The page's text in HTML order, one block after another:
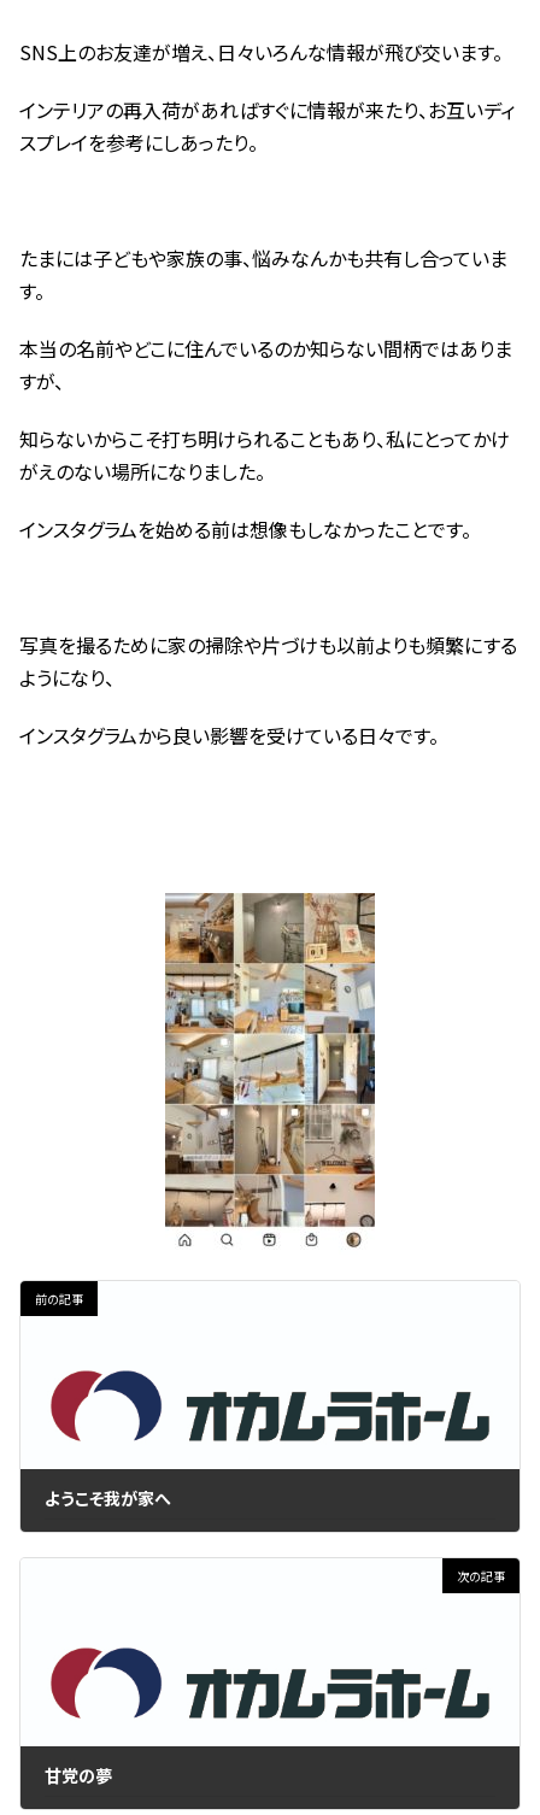
SNS上のお友達が増え、日々いろんな情報が飛び交います。
インテリアの再入荷があればすぐに情報が来たり、お互いディ
スプレイを参考にしあったり。
たまには子どもや家族の事、悩みなんかも共有し合っていま
す。
本当の名前やどこに住んでいるのか知らない間柄ではありま
すが、
知らないからこそ打ち明けられることもあり、私にとってかけ
がえのない場所になりました。
インスタグラムを始める前は想像もしなかったことです。
写真を撮るために家の掃除や片づけも以前よりも頻繁にする
ようになり、
インスタグラムから良い影響を受けている日々です。
前の記事
ようこそ我が家へ
次の記事
甘党の夢